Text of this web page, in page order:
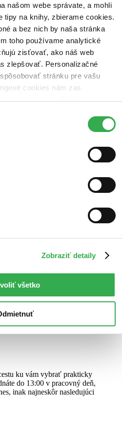
našom webe správate, a mohli
tipy na knihy, zbierame cookies.
a bez nich by naša stránka
toho používame analytické
zisťovať, ako náš web
zlepšovať. Personalizačné
stránku pre vašu
cookies nám zas
reklamy. Niektoré údaje
tieto cookies. Ďakujeme!
Zobraziť detaily
všetko
pri nej, opisujú cestu na lyžiarsky
ku vám vybrať prakticky
do 13:00 v pracovný deň,
inak najneskôr nasledujúci